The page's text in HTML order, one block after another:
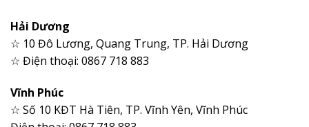
Hải Dương
☆ 10 Đô Lương, Quang Trung, TP. Hải Dương
☆ Điện thoại: 0867 718 883
Vĩnh Phúc
☆ Số 10 KĐT Hà Tiên, TP. Vĩnh Yên, Vĩnh Phúc